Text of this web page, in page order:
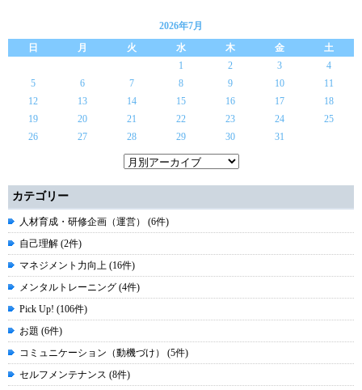
2026年7月
日
月 火 水 木 金
土
1
2 3
4
5
6 7 8 9 10
11
12
13 14 15 16 17
18
19
20 21 22 23 24
25
26
27 28 29 30 31
カテゴリー
人材育成・研修企画（運営） (6件)
自己理解 (2件)
マネジメント力向上 (16件)
メンタルトレーニング (4件)
Pick Up! (106件)
お題 (6件)
コミュニケーション（動機づけ） (5件)
セルフメンテナンス (8件)